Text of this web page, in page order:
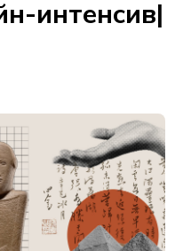
интенсив|